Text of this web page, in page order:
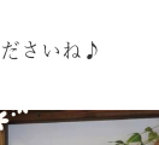
さいね♪